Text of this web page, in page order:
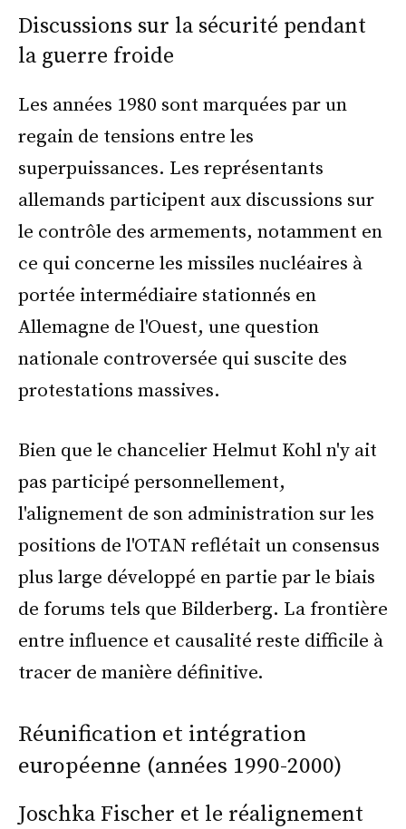
Discussions sur la sécurité pendant
la guerre froide
Les années 1980 sont marquées par un
regain de tensions entre les
superpuissances. Les représentants
allemands participent aux discussions sur
le contrôle des armements, notamment en
ce qui concerne les missiles nucléaires à
portée intermédiaire stationnés en
Allemagne de l'Ouest, une question
nationale controversée qui suscite des
protestations massives.
Bien que le chancelier Helmut Kohl n'y ait
pas participé personnellement,
l'alignement de son administration sur les
positions de l'OTAN reflétait un consensus
plus large développé en partie par le biais
de forums tels que Bilderberg. La frontière
entre influence et causalité reste difficile à
tracer de manière définitive.
Réunification et intégration
européenne (années 1990-2000)
Joschka Fischer et le réalignement